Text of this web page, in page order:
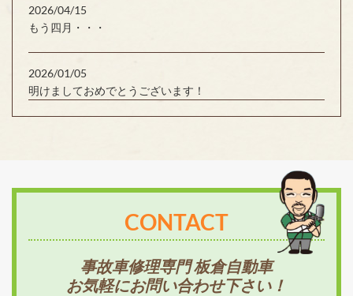
2026/04/15
もう四月・・・
2026/01/05
明けましておめでとうございます！
CONTACT
事故車修理専門 板倉自動車
お気軽にお問い合わせ下さい！